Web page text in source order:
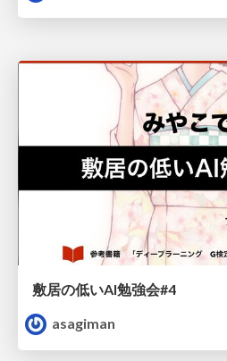
敷居の低いAI勉強会#4
asagiman